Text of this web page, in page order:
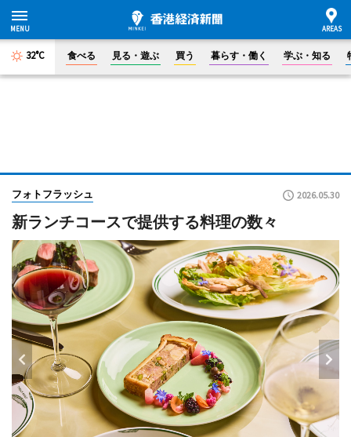
32°C 食べる 見る・遊ぶ 買う 暮らす・働く 学ぶ・知る
フォトフラッシュ 2026.05.30
新ランチコースで提供する料理の数々